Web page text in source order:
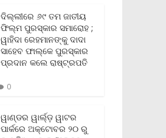
l
y
ଦିଲ୍ଲୀରେ ୬୯ ତମ ଜାତୀୟ
ଫିଲ୍ମ ପୁରସ୍କାର ସମାରୋହ ;
ୱାହିଦା ରେହମାନଙ୍କୁ ଦାଦା
ସାହେବ ଫାଲ୍‌କେ ପୁରସ୍କାର
ପ୍ରଦାନ କଲେ ରାଷ୍ଟ୍ରପତି
0
ୱାଣ୍ଡର ୱାର୍ଲ୍‌ଡ଼ ୱାଟର
ପାର୍କରେ ଅକ୍ଟୋବର ୨୦ ରୁ